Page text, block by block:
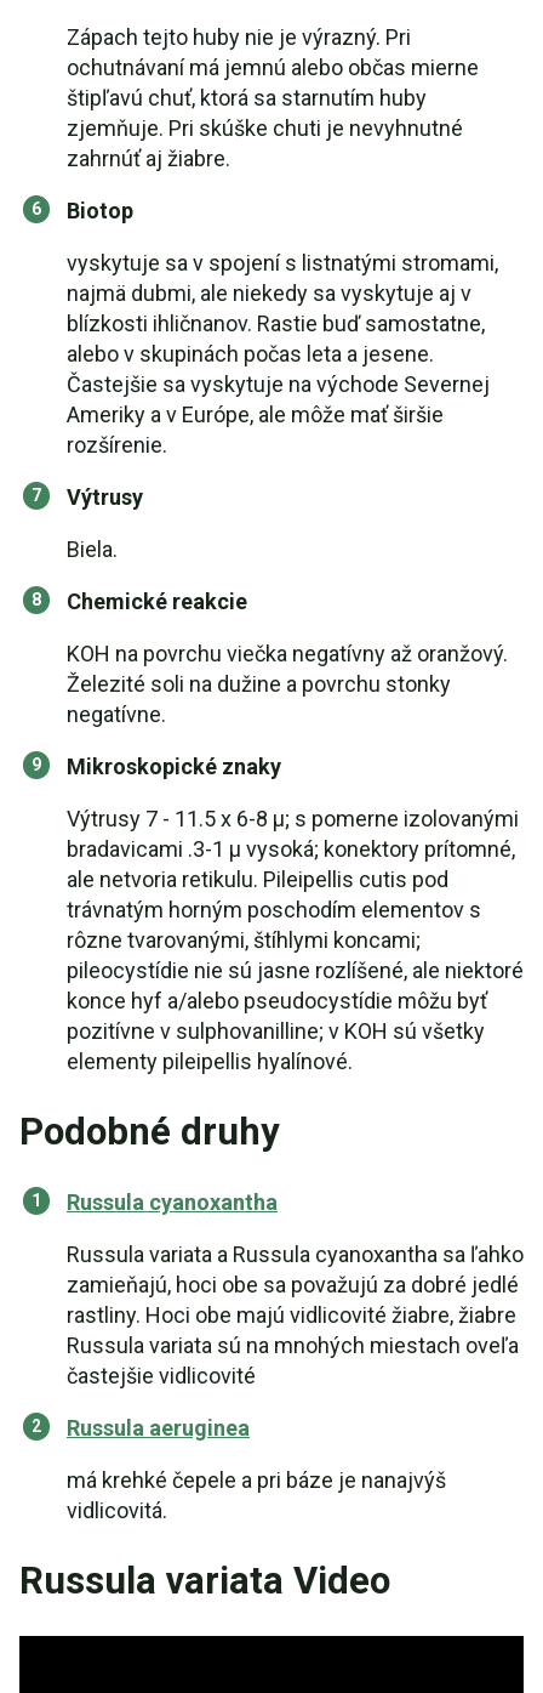
Zápach tejto huby nie je výrazný. Pri
ochutnávaní má jemnú alebo občas mierne
štipľavú chuť, ktorá sa starnutím huby
zjemňuje. Pri skúške chuti je nevyhnutné
zahrnúť aj žiabre.
Biotop
vyskytuje sa v spojení s listnatými stromami,
najmä dubmi, ale niekedy sa vyskytuje aj v
blízkosti ihličnanov. Rastie buď samostatne,
alebo v skupinách počas leta a jesene.
Častejšie sa vyskytuje na východe Severnej
Ameriky a v Európe, ale môže mať širšie
rozšírenie.
Výtrusy
Biela.
Chemické reakcie
KOH na povrchu viečka negatívny až oranžový.
Železité soli na dužine a povrchu stonky
negatívne.
Mikroskopické znaky
Výtrusy 7 - 11.5 x 6-8 µ; s pomerne izolovanými
bradavicami .3-1 µ vysoká; konektory prítomné,
ale netvoria retikulu. Pileipellis cutis pod
trávnatým horným poschodím elementov s
rôzne tvarovanými, štíhlymi koncami;
pileocystídie nie sú jasne rozlíšené, ale niektoré
konce hyf a/alebo pseudocystídie môžu byť
pozitívne v sulphovanilline; v KOH sú všetky
elementy pileipellis hyalínové.
Podobné druhy
Russula cyanoxantha
Russula variata a Russula cyanoxantha sa ľahko
zamieňajú, hoci obe sa považujú za dobré jedlé
rastliny. Hoci obe majú vidlicovité žiabre, žiabre
Russula variata sú na mnohých miestach oveľa
častejšie vidlicovité
Russula aeruginea
má krehké čepele a pri báze je nanajvýš
vidlicovitá.
Russula variata Video